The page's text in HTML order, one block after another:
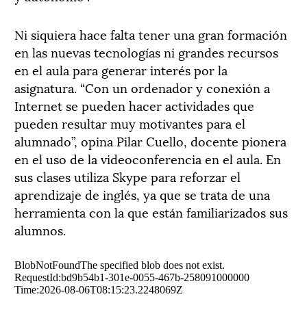
Ni siquiera hace falta tener una gran formación
en las nuevas tecnologías ni grandes recursos
en el aula para generar interés por la
asignatura. “Con un ordenador y conexión a
Internet se pueden hacer actividades que
pueden resultar muy motivantes para el
alumnado”, opina Pilar Cuello, docente pionera
en el uso de la videoconferencia en el aula. En
sus clases utiliza Skype para reforzar el
aprendizaje de inglés, ya que se trata de una
herramienta con la que están familiarizados sus
alumnos.